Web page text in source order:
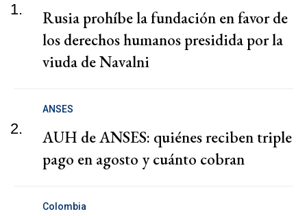
1.
Rusia prohíbe la fundación en favor de
los derechos humanos presidida por la
viuda de Navalni
2.
ANSES
AUH de ANSES: quiénes reciben triple
pago en agosto y cuánto cobran
Colombia